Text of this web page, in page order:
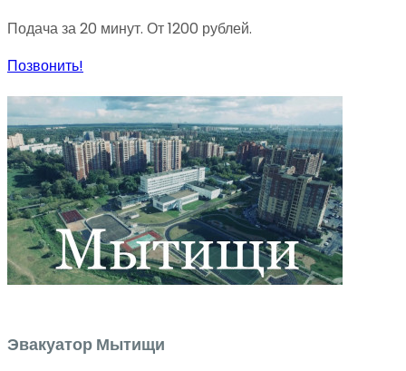
Подача за 20 минут. От 1200 рублей.
Позвонить!
Эвакуатор Мытищи